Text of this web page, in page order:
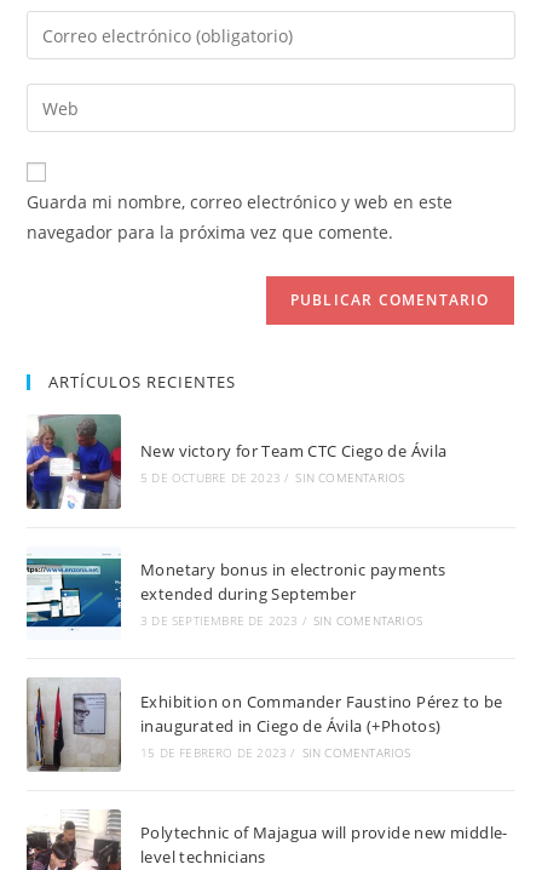
nombre
de
usuario
para
comentar
Introduce
tu
dirección
de
electrónico
para
comentar
Introduce
la
URL
de
Guarda mi nombre, correo electrónico y web en este
navegador para la próxima vez que comente.
ARTÍCULOS RECIENTES
New victory for Team CTC Ciego de Ávila
5 DE OCTUBRE DE 2023 / SIN COMENTARIOS
Monetary bonus in electronic payments
extended during September
3 DE SEPTIEMBRE DE 2023 / SIN COMENTARIOS
Exhibition on Commander Faustino Pérez to be
inaugurated in Ciego de Ávila (+Photos)
15 DE FEBRERO DE 2023 / SIN COMENTARIOS
Polytechnic of Majagua will provide new middle-
level technicians